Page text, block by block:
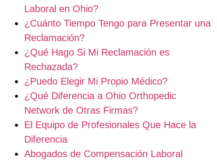
Laboral en Ohio?
¿Cuánto Tiempo Tengo para Presentar una
Reclamación?
¿Qué Hago Si Mi Reclamación es
Rechazada?
¿Puedo Elegir Mi Propio Médico?
¿Qué Diferencia a Ohio Orthopedic
Network de Otras Firmas?
El Equipo de Profesionales Que Hace la
Diferencia
Abogados de Compensación Laboral